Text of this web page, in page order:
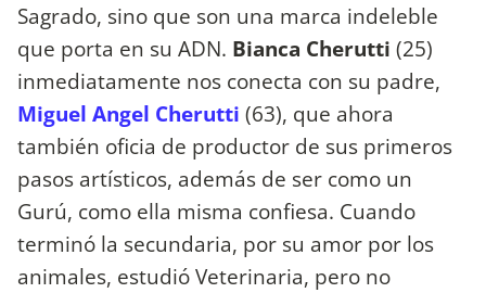
Sagrado, sino que son una marca indeleble
que porta en su ADN. Bianca Cherutti (25)
inmediatamente nos conecta con su padre,
Miguel Angel Cherutti (63), que ahora
también oficia de productor de sus primeros
pasos artísticos, además de ser como un
Gurú, como ella misma confiesa. Cuando
terminó la secundaria, por su amor por los
animales, estudió Veterinaria, pero no